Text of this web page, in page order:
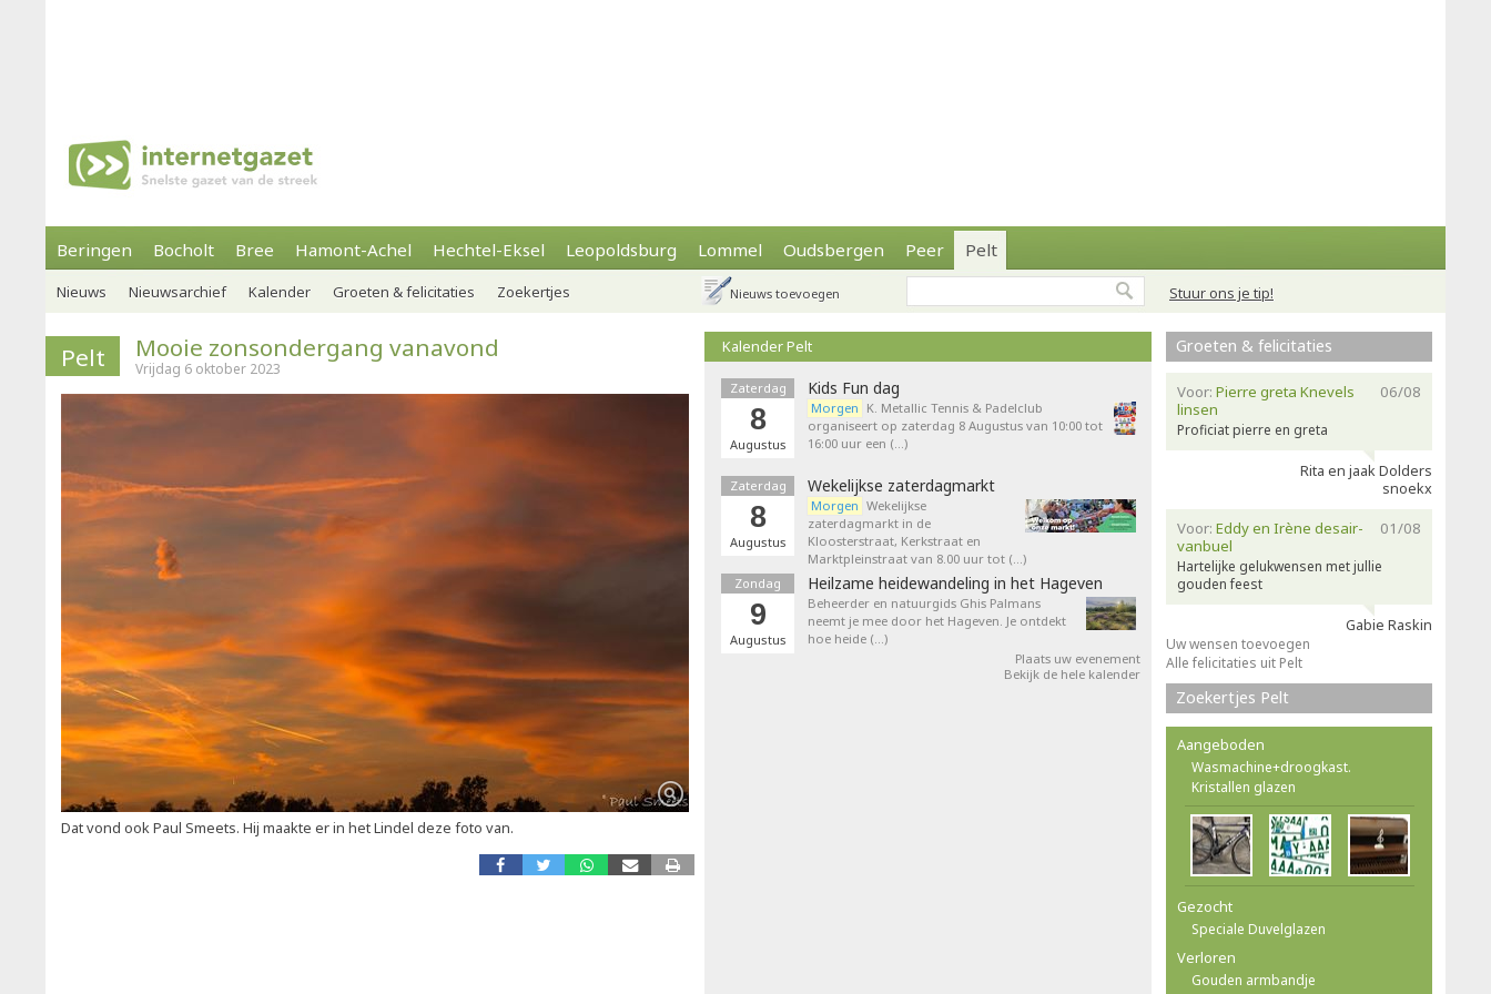
Beringen Bocholt Bree Hamont-Achel Hechtel-Eksel Leopoldsburg Lommel Oudsbergen Peer Pelt
Stuur ons je tip!
Nieuws Nieuwsarchief Kalender Groeten & felicitaties Zoekertjes Nieuws toevoegen
Pelt Mooie zonsondergang vanavond
Vrijdag 6 oktober 2023
Dat vond ook Paul Smeets. Hij maakte er in het Lindel deze foto van.
Kalender Pelt
Zaterdag
8
Augustus
Kids Fun dag
Morgen K. Metallic Tennis & Padelclub
organiseert op zaterdag 8 Augustus van 10:00 tot
16:00 uur een (…)
Zaterdag
8
Augustus
Wekelijkse zaterdagmarkt
Morgen Wekelijkse
zaterdagmarkt in de
Kloosterstraat, Kerkstraat en
Marktpleinstraat van 8.00 uur tot (…)
Zondag
9
Augustus
Heilzame heidewandeling in het Hageven
Beheerder en natuurgids Ghis Palmans
neemt je mee door het Hageven. Je ontdekt
hoe heide (…)
Plaats uw evenement
Bekijk de hele kalender
Groeten & felicitaties
06/08
Voor: Pierre greta Knevels
linsen
Proficiat pierre en greta
Rita en jaak Dolders
snoekx
01/08
Voor: Eddy en Irène desair-
vanbuel
Hartelijke gelukwensen met jullie
gouden feest
Gabie Raskin
Uw wensen toevoegen
Alle felicitaties uit Pelt
Zoekertjes Pelt
Aangeboden
Wasmachine+droogkast.
Kristallen glazen
Gezocht
Speciale Duvelglazen
Verloren
Gouden armbandje